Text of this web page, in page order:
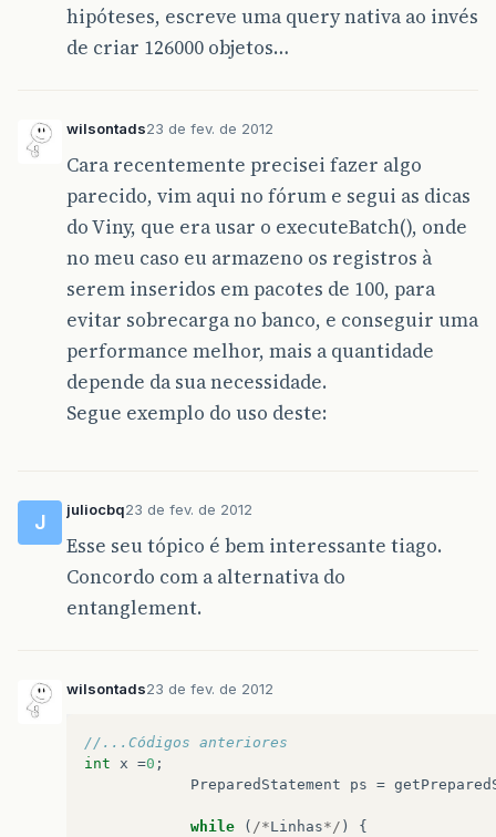
hipóteses, escreve uma query nativa ao invés
de criar 126000 objetos…
wilsontads23 de fev. de 2012
Cara recentemente precisei fazer algo
parecido, vim aqui no fórum e segui as dicas
do Viny, que era usar o executeBatch(), onde
no meu caso eu armazeno os registros à
serem inseridos em pacotes de 100, para
evitar sobrecarga no banco, e conseguir uma
performance melhor, mais a quantidade
depende da sua necessidade.
Segue exemplo do uso deste:
J
juliocbq23 de fev. de 2012
Esse seu tópico é bem interessante tiago.
Concordo com a alternativa do
entanglement.
wilsontads23 de fev. de 2012
//...Códigos anteriores
int
x =0 ;
PreparedStatement
ps =
while ( /*Linhas*/ )
{